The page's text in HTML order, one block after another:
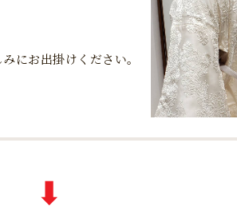
にお出掛けください。